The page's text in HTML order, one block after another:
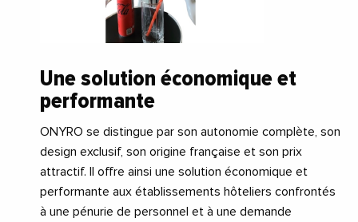
Une solution économique et
performante
ONYRO se distingue par son autonomie complète, son
design exclusif, son origine française et son prix
attractif. Il offre ainsi une solution économique et
performante aux établissements hôteliers confrontés
à une pénurie de personnel et à une demande